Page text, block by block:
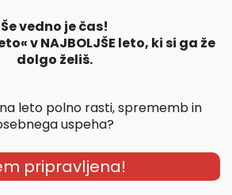
Še vedno je čas!
v NAJBOLJŠE leto, ki si ga že
dolgo želiš.
leto polno rasti, sprememb in
uspeha?
pripravljena!